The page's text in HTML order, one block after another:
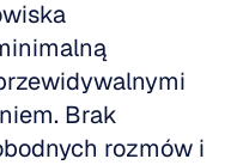
Brak
rozmów i